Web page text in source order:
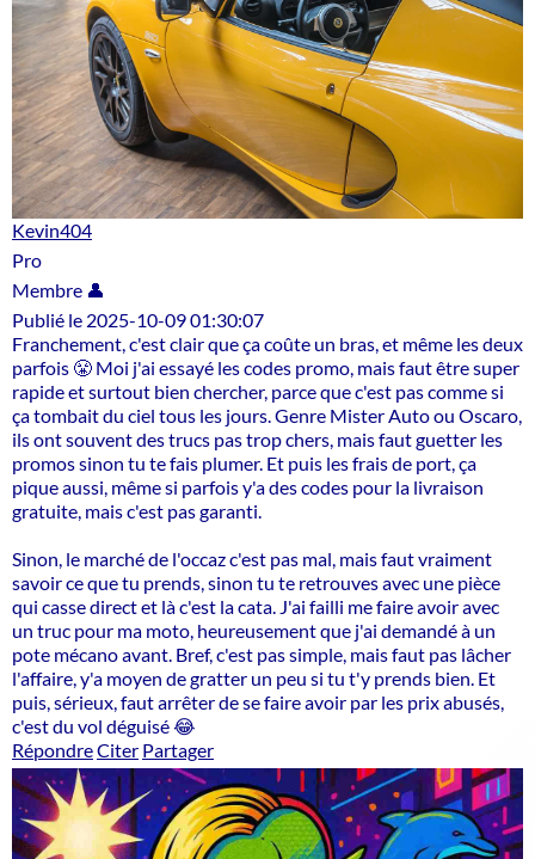
Kevin404
Pro
Membre 👤
Publié le 2025-10-09 01:30:07
Franchement, c'est clair que ça coûte un bras, et même les deux
parfois 😤 Moi j'ai essayé les codes promo, mais faut être super
rapide et surtout bien chercher, parce que c'est pas comme si
ça tombait du ciel tous les jours. Genre Mister Auto ou Oscaro,
ils ont souvent des trucs pas trop chers, mais faut guetter les
promos sinon tu te fais plumer. Et puis les frais de port, ça
pique aussi, même si parfois y'a des codes pour la livraison
gratuite, mais c'est pas garanti.
Sinon, le marché de l'occaz c'est pas mal, mais faut vraiment
savoir ce que tu prends, sinon tu te retrouves avec une pièce
qui casse direct et là c'est la cata. J'ai failli me faire avoir avec
un truc pour ma moto, heureusement que j'ai demandé à un
pote mécano avant. Bref, c'est pas simple, mais faut pas lâcher
l'affaire, y'a moyen de gratter un peu si tu t'y prends bien. Et
puis, sérieux, faut arrêter de se faire avoir par les prix abusés,
c'est du vol déguisé 😂
RépondreCiter Partager